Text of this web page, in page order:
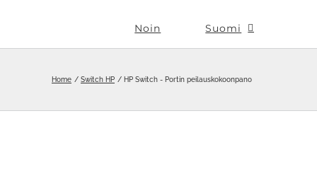
Noin Suomi
Home Switch HP HP Switch - Portin peilauskokoonpano